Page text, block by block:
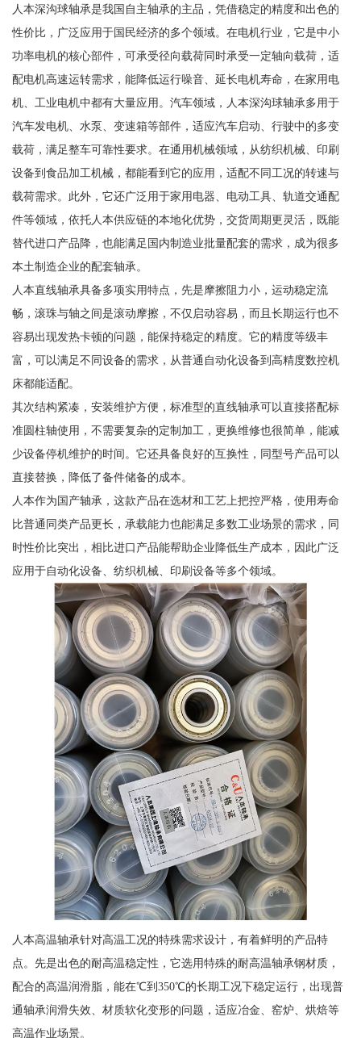
人本深沟球轴承是我国自主轴承的主品，凭借稳定的精度和出色的
性价比，广泛应用于国民经济的多个领域。在电机行业，它是中小
功率电机的核心部件，可承受径向载荷同时承受一定轴向载荷，适
配电机高速运转需求，能降低运行噪音、延长电机寿命，在家用电
机、工业电机中都有大量应用。汽车领域，人本深沟球轴承多用于
汽车发电机、水泵、变速箱等部件，适应汽车启动、行驶中的多变
载荷，满足整车可靠性要求。在通用机械领域，从纺织机械、印刷
设备到食品加工机械，都能看到它的应用，适配不同工况的转速与
载荷需求。此外，它还广泛用于家用电器、电动工具、轨道交通配
件等领域，依托人本供应链的本地化优势，交货周期更灵活，既能
替代进口产品降，也能满足国内制造业批量配套的需求，成为很多
本土制造企业的配套轴承。
人本直线轴承具备多项实用特点，先是摩擦阻力小，运动稳定流
畅，滚珠与轴之间是滚动摩擦，不仅启动容易，而且长期运行也不
容易出现发热卡顿的问题，能保持稳定的精度。它的精度等级丰
富，可以满足不同设备的需求，从普通自动化设备到高精度数控机
床都能适配。
其次结构紧凑，安装维护方便，标准型的直线轴承可以直接搭配标
准圆柱轴使用，不需要复杂的定制加工，更换维修也很简单，能减
少设备停机维护的时间。它还具备良好的互换性，同型号产品可以
直接替换，降低了备件储备的成本。
人本作为国产轴承，这款产品在选材和工艺上把控严格，使用寿命
比普通同类产品更长，承载能力也能满足多数工业场景的需求，同
时性价比突出，相比进口产品能帮助企业降低生产成本，因此广泛
应用于自动化设备、纺织机械、印刷设备等多个领域。
人本高温轴承针对高温工况的特殊需求设计，有着鲜明的产品特
点。先是出色的耐高温稳定性，它选用特殊的耐高温轴承钢材质，
配合的高温润滑脂，能在℃到350℃的长期工况下稳定运行，出现普
通轴承润滑失效、材质软化变形的问题，适应冶金、窑炉、烘焙等
高温作业场景。